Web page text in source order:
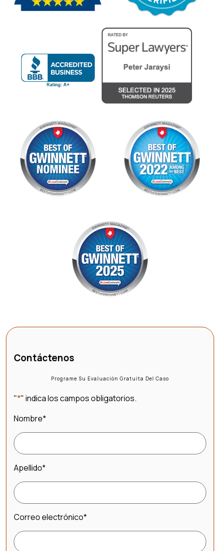
Contáctenos
Programe Su Evaluación Gratuita Del Caso
"*" indica los campos obligatorios.
Nombre*
Apellido*
Correo electrónico*